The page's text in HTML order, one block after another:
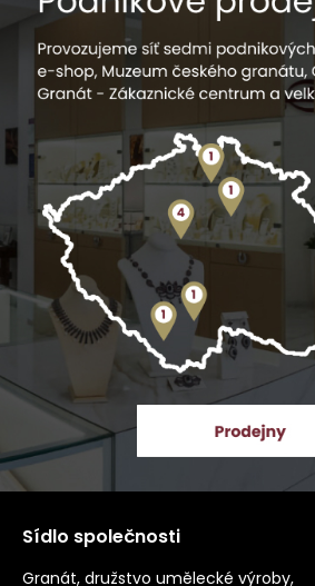
Sídlo společnosti
Granát, družstvo umělecké výroby,